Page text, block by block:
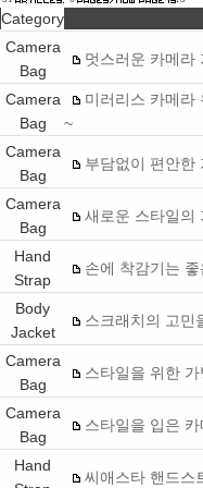
Category
Camera
Bag
멋스러운 카메라
Camera
Bag
미러리스 카메라
~
Camera
Bag
부담없이 편안한
Camera
Bag
새로운 스타일의
Hand
Strap
손에 착감기는
Body
Jacket
스크래치의 고민
Camera
Bag
스타일을 위한
Camera
Bag
스타일을 입은
Hand
씨애스타 핸드스